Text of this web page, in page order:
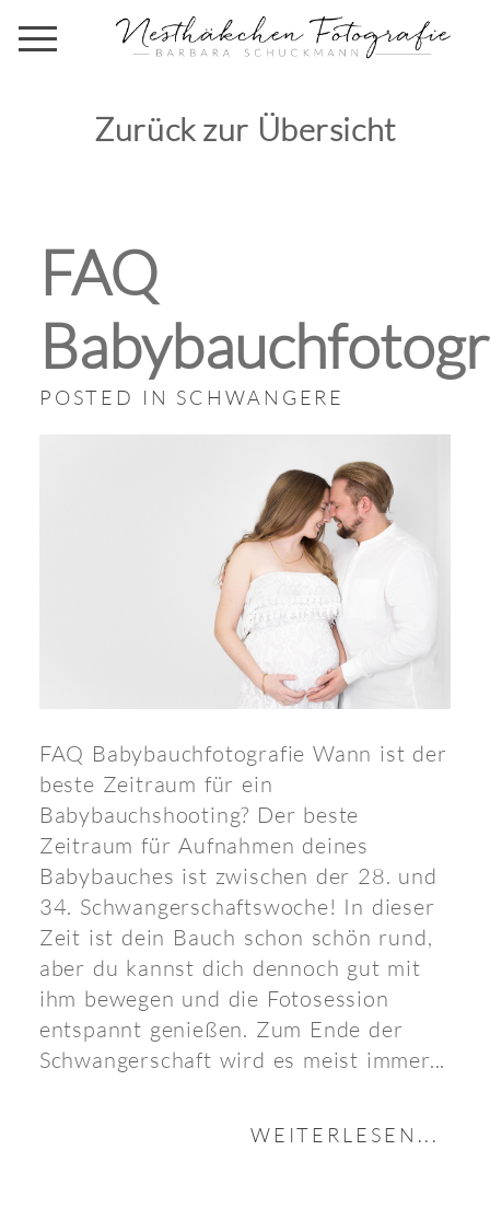
Zurück zur Übersicht
FAQ
POSTED IN SCHWANGERE
FAQ Babybauchfotografie Wann ist der
beste Zeitraum für ein
Babybauchshooting? Der beste
Zeitraum für Aufnahmen deines
Babybauches ist zwischen der 28. und
34. Schwangerschaftswoche! In dieser
Zeit ist dein Bauch schon schön rund,
aber du kannst dich dennoch gut mit
ihm bewegen und die Fotosession
entspannt genießen. Zum Ende der
Schwangerschaft wird es meist immer...
WEITERLESEN...